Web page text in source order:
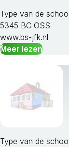
Type van de
5345 BC OSS
www.bs-jfk.nl
Meer lezen
Type van de